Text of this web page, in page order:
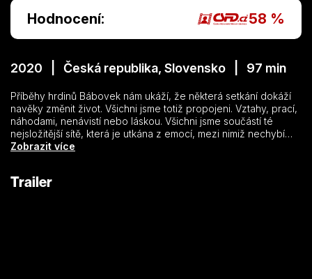
Hodnocení: 58 %
2020 | Česká republika, Slovensko | 97 min
Příběhy hrdinů Bábovek nám ukáží, že některá setkání dokáží
navěky změnit život. Všichni jsme totiž propojeni. Vztahy, prací,
náhodami, nenávistí nebo láskou. Všichni jsme součástí té
nejsložitější sítě, která je utkána z emocí, mezi nimiž nechybí
humor, ironie, bolest, napětí a pochopitelně i láska a vášeň.
každý z nás.
Zobrazit více
Trailer